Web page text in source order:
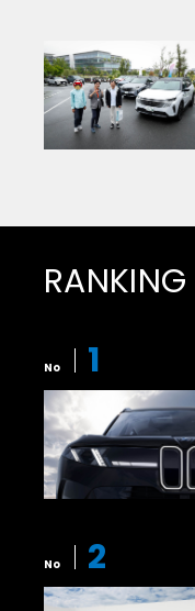
RANKING
No 1
No 2